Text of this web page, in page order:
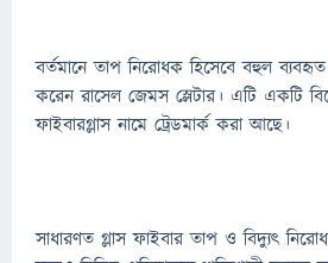
বর্তমানে তাপ নিরোধক হিসেবে বহুল
করেন রাসেল জেমস স্লেটার। এটি একটি
ফাইবারগ্লাস নামে ট্রেডমার্ক করা আছে।
সাধারণত গ্লাস ফাইবার তাপ ও বিদ্যুৎ